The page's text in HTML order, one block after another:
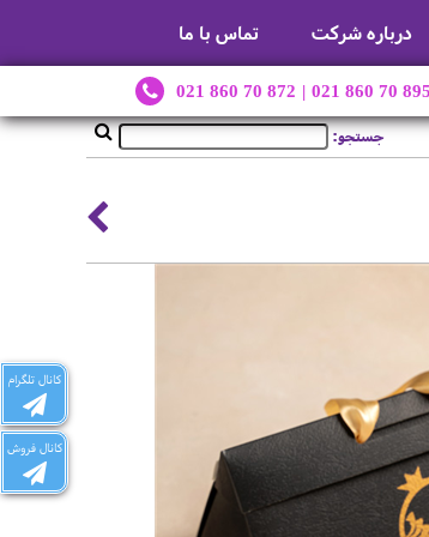
درباره شرکت تماس با ما
021 860 70 872 | 021 860 70 895
کانال تلگرام
کانال فروش
جستجو: